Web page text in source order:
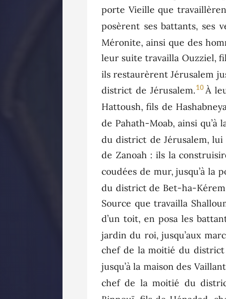
porte Vieille que
posèrent ses battants, ses
Méronite, ainsi que des
leur suite travailla Ouzziel,
ils restaurèrent Jérusalem
district de Jérusalem.10À
Hattoush, fils de
de Pahath-Moab, ainsi qu’à
du district de Jérusalem, lui
de Zanoah : ils la
coudées de mur, jusqu’à la
du district de Bet-ha-Kérem
Source que travailla
d’un toit, en posa les
jardin du roi, jusqu’aux
chef de la moitié du district
jusqu’à la maison des
chef de la moitié du